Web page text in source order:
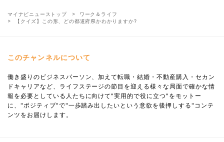
マイナビニューストップ
ワーク＆ライフ
【クイズ】この形、どの都道府県かわかりますか?
このチャンネルについて
働き盛りのビジネスパーソン、加えて転職・結婚・不動産購入・セカン
ドキャリアなど、ライフステージの節目を迎える様々な局面で確かな情
報を必要としている人たちに向けて"実用的で役に立つ"をモットー
に、"ポジティブ"で"一歩踏み出したいという意欲を後押しする"コンテ
ンツをお届けします。